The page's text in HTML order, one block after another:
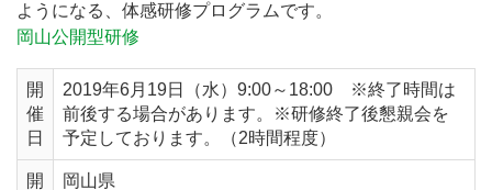
ようになる、体感研修プログラムです。
岡山公開型研修
開
催
日
2019年6月19日（水）9:00～18:00 ※終了時間は
前後する場合があります。※研修終了後懇親会を
予定しております。（2時間程度）
開
岡山県